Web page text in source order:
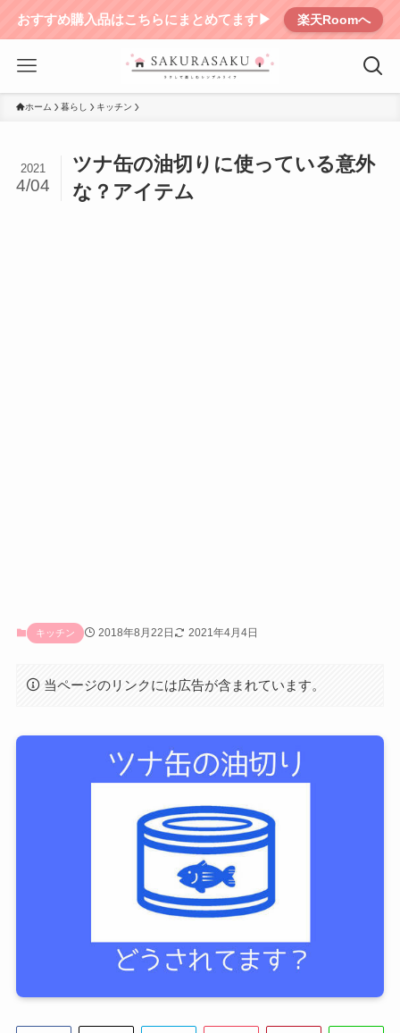
おすすめ購入品はこちらにまとめてます▶︎ 楽天Roomへ
ホーム 暮らし キッチン
ツナ缶の油切りに使っている意外
な？アイテム
2021
4/04
キッチン 2018年8月22日 2021年4月4日
当ページのリンクには広告が含まれています。